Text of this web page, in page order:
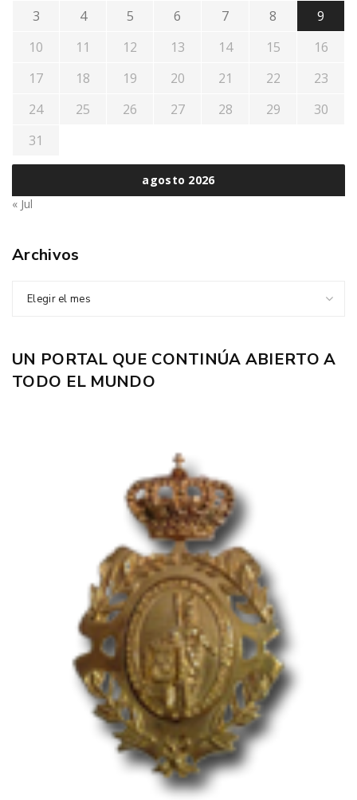
agosto 2026
3
4 5 6 7 8
9
10
11 12 13 14 15
16
17
18 19 20 21 22
23
24
25 26 27 28 29
30
31
« Jul
Archivos
Elegir el mes
UN PORTAL QUE CONTINÚA ABIERTO A
TODO EL MUNDO